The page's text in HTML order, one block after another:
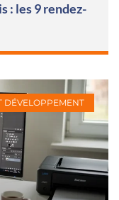
: les 9 rendez-
DÉVELOPPEMENT